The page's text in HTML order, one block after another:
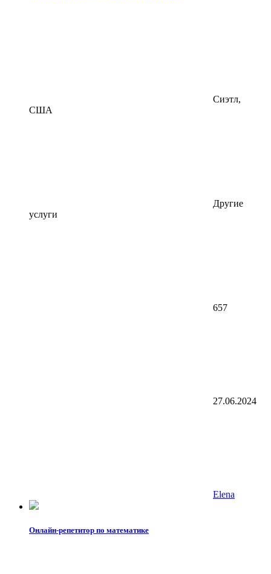
Сиэтл,
США
Другие
услуги
657
27.06.2024
Elena
Онлайн-репетитор по математике